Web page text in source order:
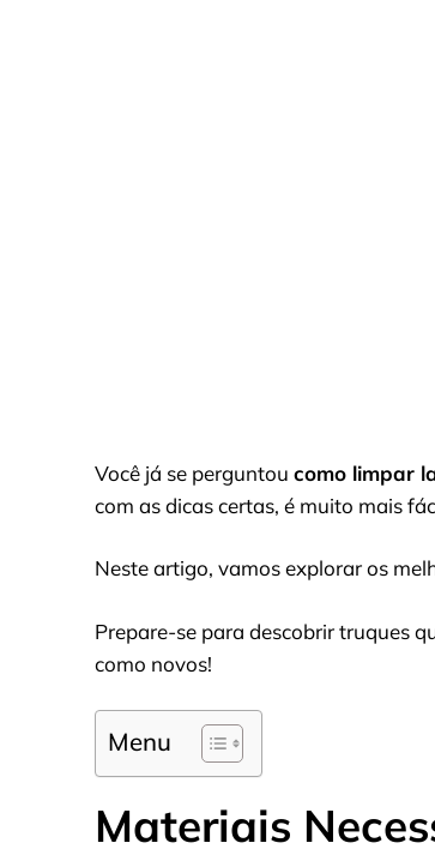
Você já se perguntou como limpar
com as dicas certas, é muito mais
Neste artigo, vamos explorar os
Prepare-se para descobrir truques
como novos!
Menu
Materiais